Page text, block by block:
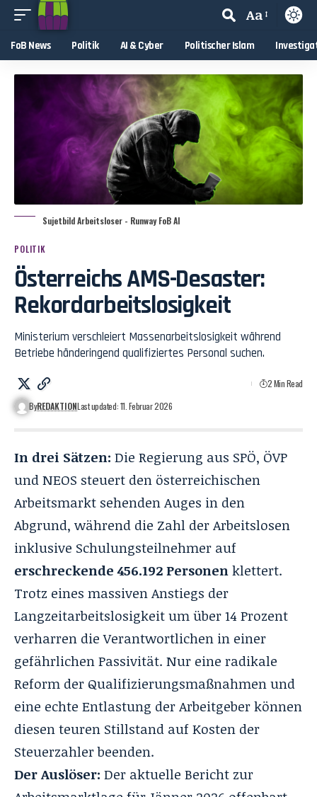
Aa
FoB News Politik AI & Cyber Politischer Islam
Sujetbild Arbeitsloser - Runway FoB AI
POLITIK
Österreichs AMS-Desaster:
Rekordarbeitslosigkeit
Ministerium verschleiert Massenarbeitslosigkeit während
Betriebe händeringend qualifiziertes Personal suchen.
ByREDAKTIONLast updated: 11. Februar 2026
2 Min Read
In drei Sätzen: Die Regierung aus SPÖ, ÖVP
und NEOS steuert den österreichischen
Arbeitsmarkt sehenden Auges in den
Abgrund, während die Zahl der Arbeitslosen
inklusive Schulungsteilnehmer auf
erschreckende 456.192 Personenklettert.
Trotz eines massiven Anstiegs der
Langzeitarbeitslosigkeit um über 14 Prozent
verharren die Verantwortlichen in einer
gefährlichen Passivität. Nur eine radikale
Reform der Qualifizierungsmaßnahmen und
eine echte Entlastung der Arbeitgeber können
diesen teuren Stillstand auf Kosten der
Steuerzahler beenden.
Der Auslöser: Der aktuelle Bericht zur